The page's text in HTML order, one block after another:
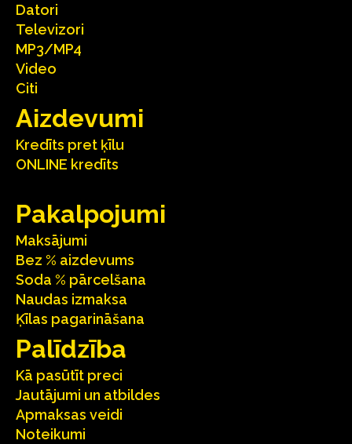
Datori
Televizori
MP3/MP4
Video
Citi
Aizdevumi
Kredīts pret ķīlu
ONLINE kredīts
Pakalpojumi
Maksājumi
Bez % aizdevums
Soda % pārcelšana
Naudas izmaksa
Ķīlas pagarināšana
Palīdzība
Kā pasūtīt preci
Jautājumi un atbildes
Apmaksas veidi
Noteikumi